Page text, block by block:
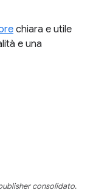
chiara e utile
e una
consolidato.